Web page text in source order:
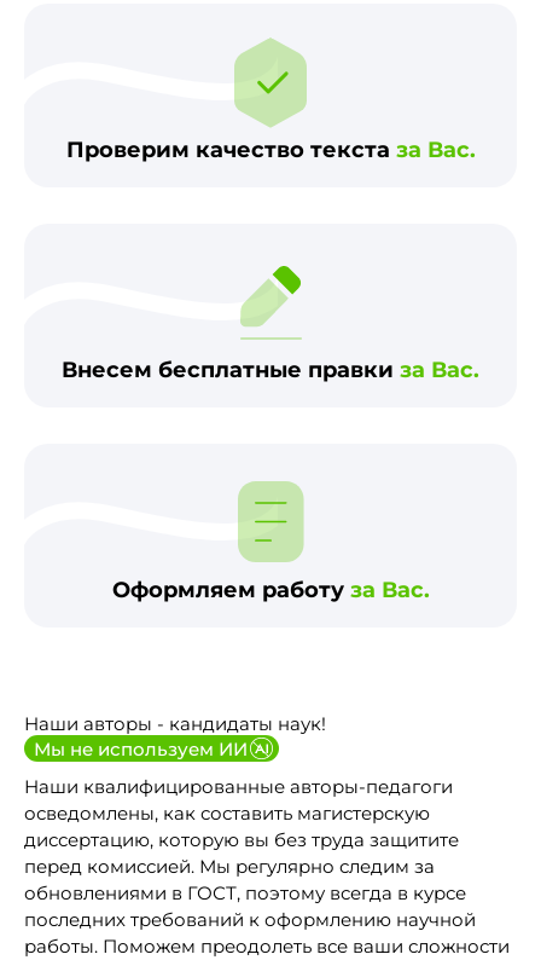
Проверим качество текста за Вас.
Внесем бесплатные правки за Вас.
Оформляем работу за Вас.
Наши авторы - кандидаты наук!
Мы не используем ИИ
Наши квалифицированные авторы-педагоги
осведомлены, как составить магистерскую
диссертацию, которую вы без труда защитите
перед комиссией. Мы регулярно следим за
обновлениями в ГОСТ, поэтому всегда в курсе
последних требований к оформлению научной
работы. Поможем преодолеть все ваши сложности